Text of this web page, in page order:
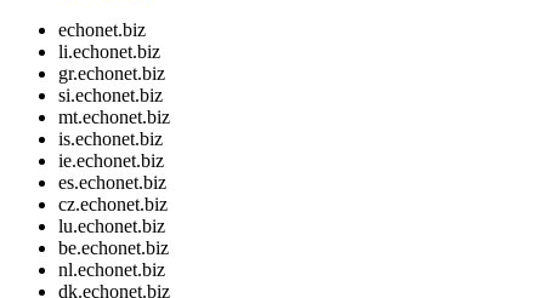
echonet.biz
li.echonet.biz
gr.echonet.biz
si.echonet.biz
mt.echonet.biz
is.echonet.biz
ie.echonet.biz
es.echonet.biz
cz.echonet.biz
lu.echonet.biz
be.echonet.biz
nl.echonet.biz
dk.echonet.biz